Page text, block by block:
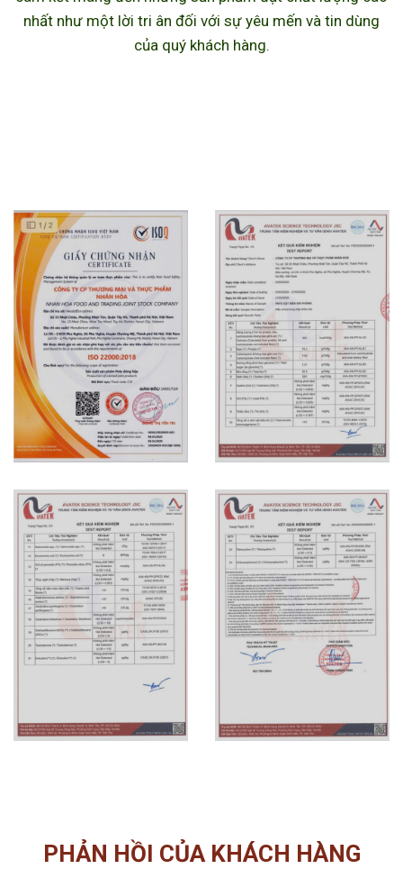
nhất như một lời tri ân đối với sự yêu mến và tin dùng
của quý khách hàng.
PHẢN HỒI CỦA KHÁCH HÀNG